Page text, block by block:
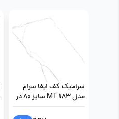
سرامیک کف ایفا سرام
مدل MT 183 سایز 80 در
80